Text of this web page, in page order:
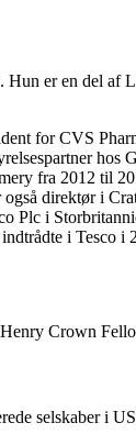
er en del af
for CVS
hos
fra 2012 til
direktør i
Plc i
i Tesco i
Crown
selskaber i